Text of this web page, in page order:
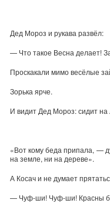
Дед Мороз и рукава развёл:
— Что такое Весна делает!
Проскакали мимо весёлые
Зорька ярче.
И видит Дед Мороз: сидит на
«Вот кому беда припала, —
на земле, ни на дереве».
А Косач и не думает
— Чуф-ши! Чуф-ши! Красны